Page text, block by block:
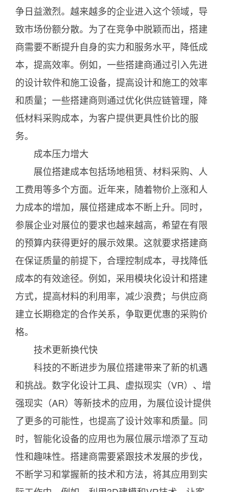
争日益激烈。越来越多的企业进入这个领域，导
致市场份额分散。为了在竞争中脱颖而出，搭建
商需要不断提升自身的实力和服务水平，降低成
本，提高效率。例如，一些搭建商通过引入先进
的设计软件和施工设备，提高设计和施工的效率
和质量；一些搭建商则通过优化供应链管理，降
低材料采购成本，为客户提供更具性价比的服
务。
成本压力增大
展位搭建成本包括场地租赁、材料采购、人
工费用等多个方面。近年来，随着物价上涨和人
力成本的增加，展位搭建成本不断上升。同时，
参展企业对展位的要求也越来越高，希望在有限
的预算内获得更好的展示效果。这就要求搭建商
在保证质量的前提下，合理控制成本，寻找降低
成本的有效途径。例如，采用模块化设计和搭建
方式，提高材料的利用率，减少浪费；与供应商
建立长期稳定的合作关系，争取更优惠的采购价
格。
技术更新换代快
科技的不断进步为展位搭建带来了新的机遇
和挑战。数字化设计工具、虚拟现实（VR）、增
强现实（AR）等新技术的应用，为展位设计提供
了更多的可能性，也提高了设计效率和质量。同
时，智能化设备的应用也为展位展示增添了互动
性和趣味性。搭建商需要紧跟技术发展的步伐，
不断学习和掌握新的技术和方法，将其应用到实